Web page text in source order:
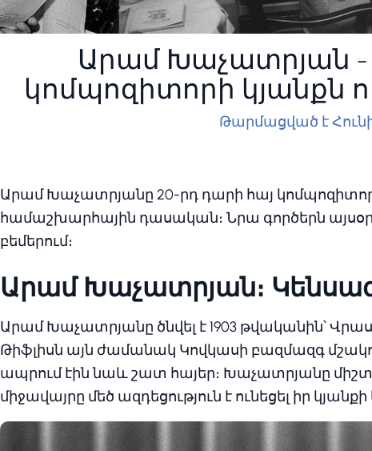
Արամ Խաչատրյան
կոմպոզիտորի կյանքն
Թարմացված է
Արամ Խաչատրյանը 20-րդ դարի հայ
համաշխարհային դասական։ Նրա գործերն այսօր
բեմերում։
Արամ Խաչատրյան։
Արամ Խաչատրյանը ծնվել է 1903 թվականին՝
Թիֆլիսն այն ժամանակ Կովկասի բազմազգ
ապրում էին նաև շատ հայեր։ Խաչատրյանը միշտ
միջավայրը մեծ ազդեցություն է ունեցել իր